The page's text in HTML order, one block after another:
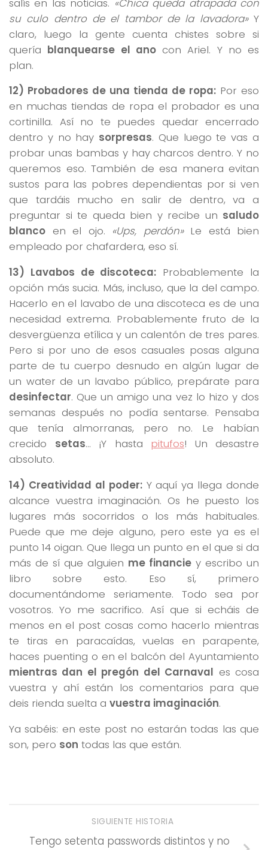
su culo dentro de el tambor de la lavadora»Y
claro, luego la gente cuenta chistes sobre si
quería blanquearse el anocon Ariel. Y no es
plan.
12) Probadores de una tienda de ropa: Por eso
en muchas tiendas de ropa el probador es una
cortinilla. Así no te puedes quedar encerrado
dentro y no hay sorpresas. Que luego te vas a
probar unas bambas y hay charcos dentro. Y no
queremos eso. También de esa manera evitan
sustos para las pobres dependientas por si ven
que tardáis mucho en salir de dentro, va a
preguntar si te queda bien y recibe un saludo
blanco en el ojo. «Ups, perdón»Le está bien
empleado por chafardera, eso sí.
13) Lavabos de discoteca: Probablemente la
opción más sucia. Más, incluso, que la del campo.
Hacerlo en el lavabo de una discoteca es de una
necesidad extrema. Probablemente fruto de la
desvergüenza etílica y un calentón de tres pares.
Pero si por uno de esos casuales posas alguna
parte de tu cuerpo desnudo en algún lugar de
un water de un lavabo público, prepárate para
desinfectar. Que un amigo una vez lo hizo y dos
semanas después no podía sentarse. Pensaba
que tenía almorranas, pero no. Le habían
crecido setas… ¡Y hasta pitufos! Un desastre
absoluto.
14) Creatividad al poder:Y aquí ya llega donde
alcance vuestra imaginación. Os he puesto los
lugares más socorridos o los más habituales.
Puede que me deje alguno, pero este ya es el
punto 14 oigan. Que llega un punto en el que si da
más de sí que alguien me financie y escribo un
libro sobre esto. Eso sí, primero
documentándome seriamente. Todo sea por
vosotros. Yo me sacrifico. Así que si echáis de
menos en el post cosas como hacerlo mientras
te tiras en paracaídas, vuelas en parapente,
haces puenting o en el balcón del Ayuntamiento
mientras dan el pregón del Carnaval es cosa
vuestra y ahí están los comentarios para que
deis rienda suelta a vuestra imaginación.
Ya sabéis: en este post no estarán todas las que
son, pero son todas las que están.
SIGUIENTE HISTORIA
Tengo setenta passwords distintos y no